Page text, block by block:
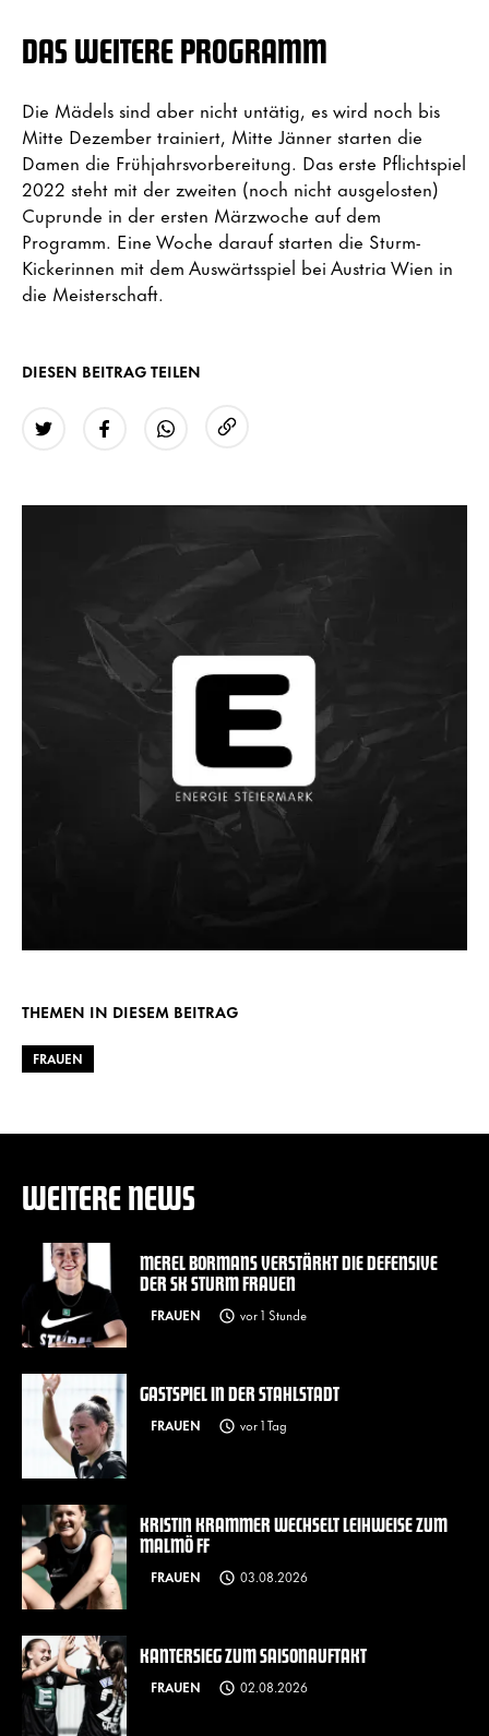
DAS WEITERE PROGRAMM
Die Mädels sind aber nicht untätig, es wird noch bis
Mitte Dezember trainiert, Mitte Jänner starten die
Damen die Frühjahrsvorbereitung. Das erste Pflichtspiel
2022 steht mit der zweiten (noch nicht ausgelosten)
Cuprunde in der ersten Märzwoche auf dem
Programm. Eine Woche darauf starten die Sturm-
Kickerinnen mit dem Auswärtsspiel bei Austria Wien in
die Meisterschaft.
DIESEN BEITRAG TEILEN
THEMEN IN DIESEM BEITRAG
FRAUEN
WEITERE NEWS
MEREL BORMANS VERSTÄRKT DIE DEFENSIVE
DER SK STURM FRAUEN
FRAUEN vor 1 Stunde
GASTSPIEL IN DER STAHLSTADT
FRAUEN vor 1 Tag
KRISTIN KRAMMER WECHSELT LEIHWEISE ZUM
MALMÖ FF
FRAUEN 03.08.2026
KANTERSIEG ZUM SAISONAUFTAKT
FRAUEN 02.08.2026